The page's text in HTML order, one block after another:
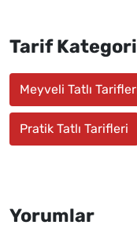
Tarif
Meyveli Tatlı
Pratik Tatlı Tarifleri
Yorumlar